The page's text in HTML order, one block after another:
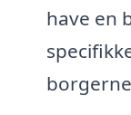
have en